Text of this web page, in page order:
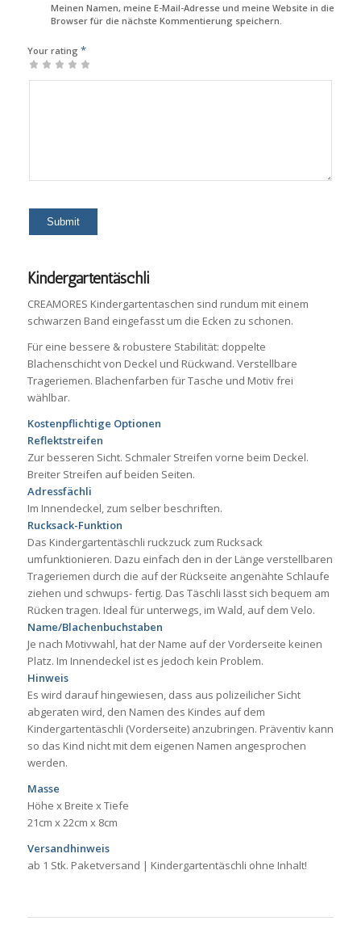
Meinen Namen, meine E-Mail-Adresse und meine Website in diesem
Browser für die nächste Kommentierung speichern.
Your rating *
1
2
3
4
5
Kindergartentäschli
CREAMORES Kindergartentaschen sind rundum mit einem
schwarzen Band eingefasst um die Ecken zu schonen.
Für eine bessere & robustere Stabilität: doppelte
Blachenschicht von Deckel und Rückwand. Verstellbare
Trageriemen. Blachenfarben für Tasche und Motiv frei
wählbar.
Kostenpflichtige Optionen
Reflektstreifen
Zur besseren Sicht. Schmaler Streifen vorne beim Deckel.
Breiter Streifen auf beiden Seiten.
Adressfächli
Im Innendeckel, zum selber beschriften.
Rucksack-Funktion
Das Kindergartentäschli ruckzuck zum Rucksack
umfunktionieren. Dazu einfach den in der Länge verstellbaren
Trageriemen durch die auf der Rückseite angenähte Schlaufe
ziehen und schwups- fertig. Das Täschli lässt sich bequem am
Rücken tragen. Ideal für unterwegs, im Wald, auf dem Velo.
Name/Blachenbuchstaben
Je nach Motivwahl, hat der Name auf der Vorderseite keinen
Platz. Im Innendeckel ist es jedoch kein Problem.
Hinweis
Es wird darauf hingewiesen, dass aus polizeilicher Sicht
abgeraten wird, den Namen des Kindes auf dem
Kindergartentäschli (Vorderseite) anzubringen. Präventiv kann
so das Kind nicht mit dem eigenen Namen angesprochen
werden.
Masse
Höhe x Breite x Tiefe
21cm x 22cm x 8cm
Versandhinweis
ab 1 Stk. Paketversand | Kindergartentäschli ohne Inhalt!